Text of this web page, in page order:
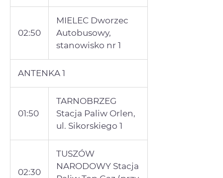
02:50
MIELEC Dworzec
Autobusowy,
stanowisko nr 1
ANTENKA 1
01:50
TARNOBRZEG
Stacja Paliw Orlen,
ul. Sikorskiego 1
02:30
TUSZÓW
NARODOWY Stacja